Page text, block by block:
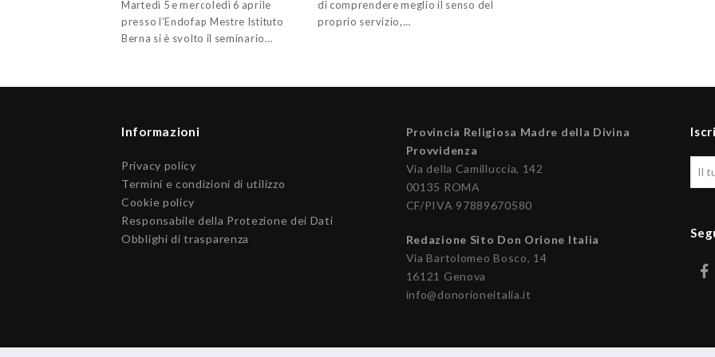
Martedì 5 e mercoledì 6 aprile
presso l’Endofap Mestre Istituto
Berna si è svolto il seminario…
di comprendere meglio il senso del
proprio servizio,…
Informazioni
Privacy policy
Termini e condizioni di utilizzo
Cookie policy
Responsabile della Protezione dei Dati
Obblighi di trasparenza
Provincia Religiosa Madre della Divina
Provvidenza
Via della Camilluccia, 142
00135 ROMA
CF/PIVA 97889670580
Redazione Sito Don Orione Italia
Via Bartolomeo Bosco, 14
16121 Genova
info@donorioneitalia.it